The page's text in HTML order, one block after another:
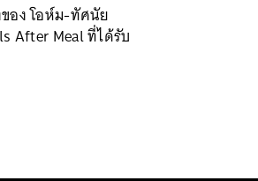
ของ โอห์ม-ทัศนัย
After Meal ที่ได้รับ